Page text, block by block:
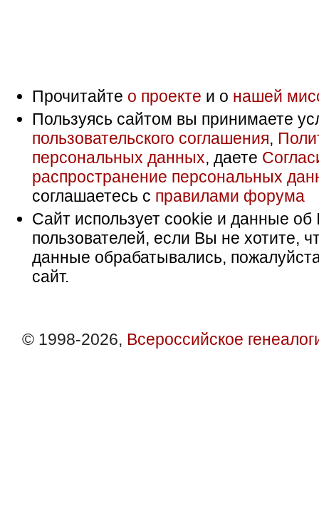
Прочитайте о проекте и о нашей
Пользуясь сайтом вы принимаете
пользовательского соглашения,
персональных данных, даете
распространение персональных
соглашаетесь с правилами форума
Сайт использует cookie и данные об
пользователей, если Вы не хотите,
данные обрабатывались,
сайт.
© 1998-2026, Всероссийское